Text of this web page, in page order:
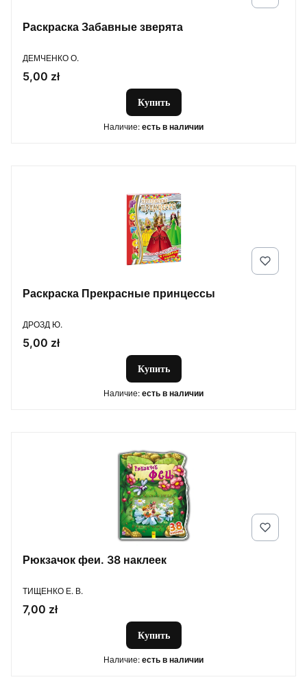
Раскраска Забавные зверята
ПРОИЗВОДИТЕЛЬ
ДЕМЧЕНКО О.
Цена
5,00 zł
Купить
Наличие: есть в наличии
Раскраска Прекрасные принцессы
ПРОИЗВОДИТЕЛЬ
ДРОЗД Ю.
Цена
5,00 zł
Купить
Наличие: есть в наличии
Рюкзачок феи. 38 наклеек
ПРОИЗВОДИТЕЛЬ
ТИЩЕНКО Е. В.
Цена
7,00 zł
Купить
Наличие: есть в наличии